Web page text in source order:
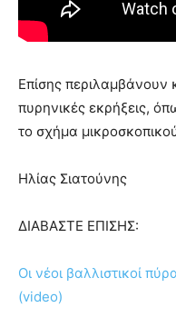
Επίσης περιλαμβάνουν
πυρηνικές εκρήξεις,
το σχήμα
Ηλίας Σιατούνης
ΔΙΑΒΑΣΤΕ ΕΠΙΣΗΣ:
Οι νέοι βαλλιστικοί
(video)